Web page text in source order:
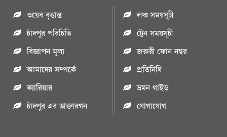
ওয়েব বৃত্তান্ত
চাঁদপুর পরিচিতি
বিজ্ঞাপন মুল্য
আমাদের সম্পর্কে
ক্যারিয়ার
চাঁদপুর এর ডাক্তারগন
লঞ্চ সময়সূচী
ট্রেন সময়সূচী
জরুরী ফোন নম্বর
প্রতিনিধি
ভ্রমন গাইড
যোগাযোগ